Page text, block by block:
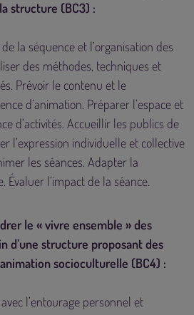
structure (BC3) :
la séquence et l’organisation des
des méthodes, techniques et
Prévoir le contenu et le
d’animation. Préparer l’espace et
d’activités. Accueillir les publics de
l’expression individuelle et collective
les séances. Adapter la
Évaluer l’impact de la séance.
le « vivre ensemble » des
d’une structure proposant des
socioculturelle (BC4) :
l’entourage personnel et